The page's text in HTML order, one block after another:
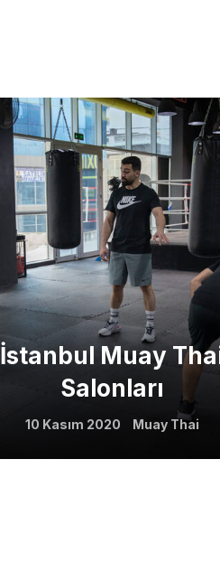
İstanbul Muay
Salonları
10 Kasım 2020 Muay Thai
Our
Sample
Class
Cardio
467
Los
Get